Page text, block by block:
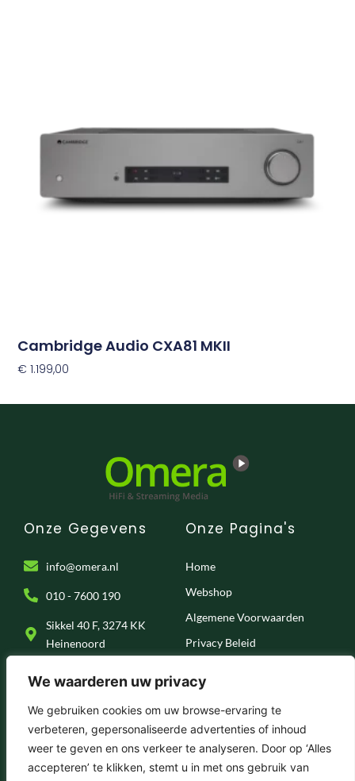
We waarderen uw privacy
We gebruiken cookies om uw browse-ervaring te
verbeteren, gepersonaliseerde advertenties of inhoud
weer te geven en ons verkeer te analyseren. Door op ‘Alles
accepteren’ te klikken, stemt u in met ons gebruik van
Cambridge Audio CXA81 MKII
€ 1.199,00
Onze Gegevens
info@omera.nl
010 - 7600 190
Sikkel 40 F, 3274 KK
Heinenoord
Onze Pagina's
Home
Webshop
Algemene Voorwaarden
Privacy Beleid
F
a
c
e
I
n
s
t
T
i
k
t
Y
o
u
t